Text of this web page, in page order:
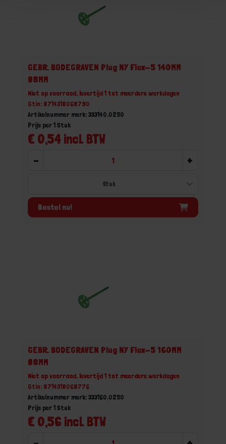
GEBR. BODEGRAVEN Plug NY Flex-5 140MM
Ø8MM
Niet op voorraad, levertijd 1 tot meerdere werkdagen
Gtin: 8714318068790
Artikelnummer merk: 333140.0250
€ 0,54 incl. BTW
Prijs per 1 Stuk
- +
Bestel nu!
GEBR. BODEGRAVEN Plug NY Flex-5 160MM
Ø8MM
Niet op voorraad, levertijd 1 tot meerdere werkdagen
Gtin: 8714318068776
Artikelnummer merk: 333160.0250
€ 0,56 incl. BTW
Prijs per 1 Stuk